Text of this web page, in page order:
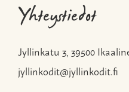
Yhteystiedot
Jyllinkatu 3, 39500
jyllinkodit@jyllinkodit.fi